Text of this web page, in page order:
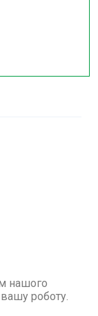
нашого
роботу.